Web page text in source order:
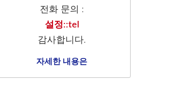
전화 문의 :
설정::tel
감사합니다.
자세한 내용은